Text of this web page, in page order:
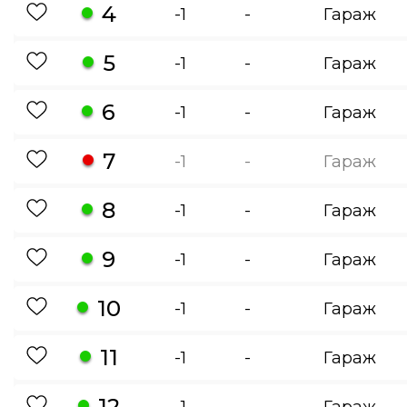
4 -1 - Гараж
5 -1 - Гараж
6 -1 - Гараж
7 -1 - Гараж
8 -1 - Гараж
9 -1 - Гараж
10 -1 - Гараж
11 -1 - Гараж